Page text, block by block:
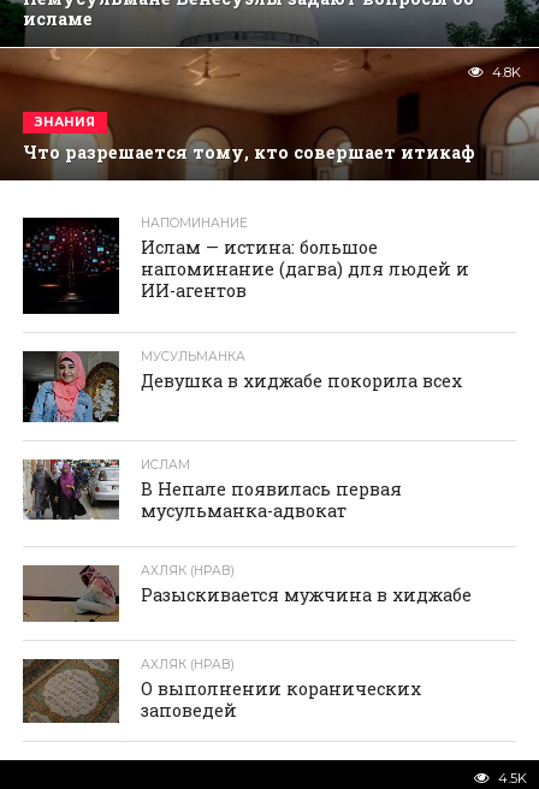
исламе
ЗНАНИЯ
Что разрешается тому, кто совершает итикаф
4.8K
реклама
НАПОМИНАНИЕ
Ислам — истина: большое
напоминание (дагва) для людей и
ИИ-агентов
МУСУЛЬМАНКА
Девушка в хиджабе покорила всех
ИСЛАМ
В Непале появилась первая
мусульманка-адвокат
АХЛЯК (НРАВ)
Разыскивается мужчина в хиджабе
АХЛЯК (НРАВ)
О выполнении коранических
заповедей
4.5K